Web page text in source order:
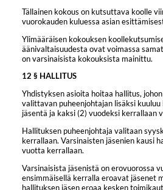
Tällainen kokous on kutsuttava koolle
vuorokauden kuluessa asian
Ylimääräisen kokouksen
äänivaltaisuudesta ovat voimassa
on varsinaisista kokouksista mainittu.
12 § HALLITUS
Yhdistyksen asioita hoitaa hallitus,
valittavan puheenjohtajan lisäksi kuuluu
jäsentä ja kaksi (2) vuodeksi kerrallaan
Hallituksen puheenjohtaja valitaan
kerrallaan. Varsinaisten jäsenien kausi
vuotta kerrallaan.
Varsinaisista jäsenistä on erovuorossa
ensimmäisellä kerralla eroavat jäsenet
hallituksen jäsen eroaa kesken